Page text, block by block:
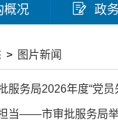
概况 政
> 图片新闻
服务局2026年度“党
当——市审批服务局